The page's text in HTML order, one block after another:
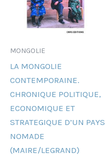
MONGOLIE
LA MONGOLIE
CONTEMPORAINE.
CHRONIQUE POLITIQUE,
ECONOMIQUE ET
STRATEGIQUE D’UN PAYS
NOMADE
(MAIRE/LEGRAND)